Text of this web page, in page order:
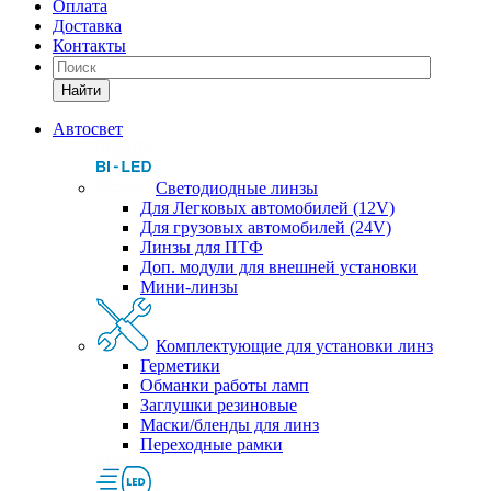
Оплата
Доставка
Контакты
Найти
Автосвет
Светодиодные линзы
Для Легковых автомобилей (12V)
Для грузовых автомобилей (24V)
Линзы для ПТФ
Доп. модули для внешней установки
Мини-линзы
Комплектующие для установки линз
Герметики
Обманки работы ламп
Заглушки резиновые
Маски/бленды для линз
Переходные рамки